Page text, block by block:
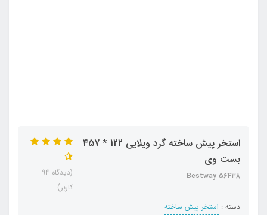
استخر پیش ساخته گرد ویلایی 122 * 457
بست وی
Bestway 56438
دسته : استخر پیش ساخته
(دیدگاه 94
کاربر)